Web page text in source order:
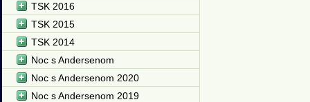
TSK 2016
TSK 2015
TSK 2014
Noc s Andersenom
Noc s Andersenom 2020
Noc s Andersenom 2019